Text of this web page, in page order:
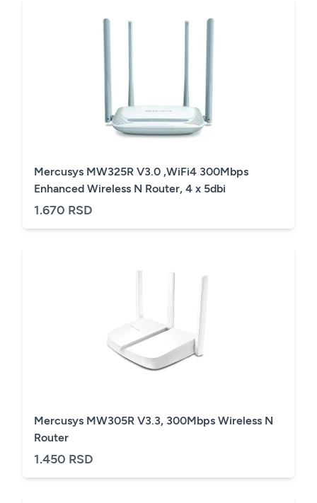
Mercusys MW325R V3.0 ,WiFi4 300Mbps
Enhanced Wireless N Router, 4 x 5dbi
1.670 RSD
Mercusys MW305R V3.3, 300Mbps Wireless N
Router
1.450 RSD